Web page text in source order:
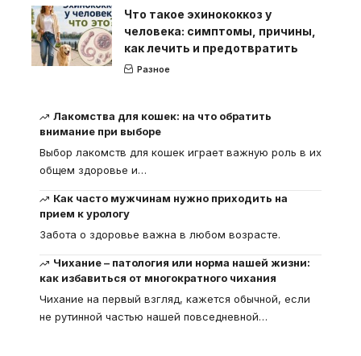
Что такое эхинококкоз у
человека: симптомы, причины,
как лечить и предотвратить
Разное
Лакомства для кошек: на что обратить
внимание при выборе
Выбор лакомств для кошек играет важную роль в их
общем здоровье и…
Как часто мужчинам нужно приходить на
прием к урологу
Забота о здоровье важна в любом возрасте.
Чихание – патология или норма нашей жизни:
как избавиться от многократного чихания
Чихание на первый взгляд, кажется обычной, если
не рутинной частью нашей повседневной…